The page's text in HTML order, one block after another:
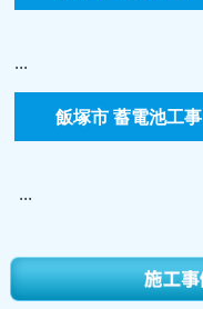
...
飯塚市 蓄電池工事
...